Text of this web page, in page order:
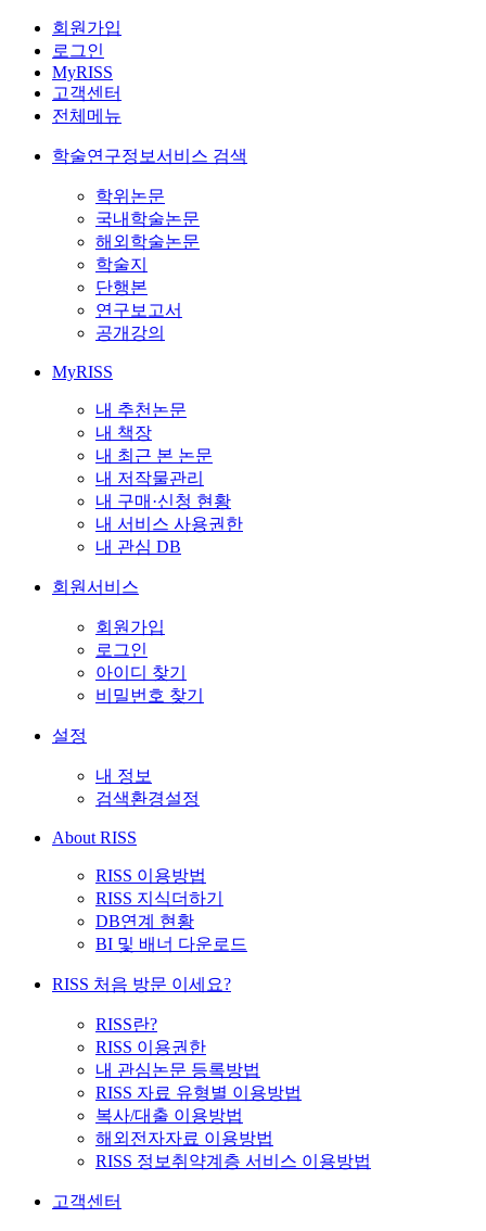
회원가입
로그인
MyRISS
고객센터
전체메뉴
학술연구정보서비스 검색
학위논문
국내학술논문
해외학술논문
학술지
단행본
연구보고서
공개강의
MyRISS
내 추천논문
내 책장
내 최근 본 논문
내 저작물관리
내 구매·신청 현황
내 서비스 사용권한
내 관심 DB
회원서비스
회원가입
로그인
아이디 찾기
비밀번호 찾기
설정
내 정보
검색환경설정
About RISS
RISS 이용방법
RISS 지식더하기
DB연계 현황
BI 및 배너 다운로드
RISS 처음 방문 이세요?
RISS란?
RISS 이용권한
내 관심논문 등록방법
RISS 자료 유형별 이용방법
복사/대출 이용방법
해외전자자료 이용방법
RISS 정보취약계층 서비스 이용방법
고객센터